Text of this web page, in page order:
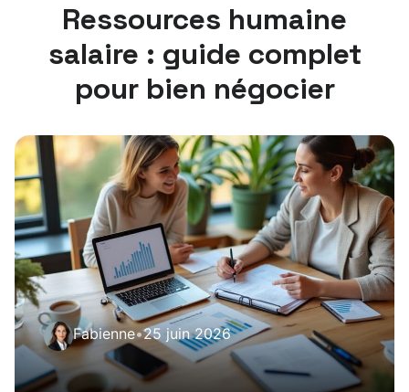
Ressources humaine
salaire : guide complet
pour bien négocier
Fabienne•25 juin 2026